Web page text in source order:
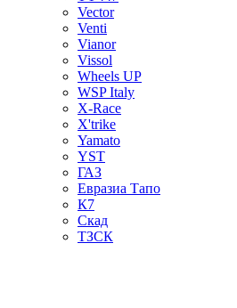
Vector
Venti
Vianor
Vissol
Wheels UP
WSP Italy
X-Race
X'trike
Yamato
YST
ГАЗ
Евразиа Тапо
К7
Скад
ТЗСК